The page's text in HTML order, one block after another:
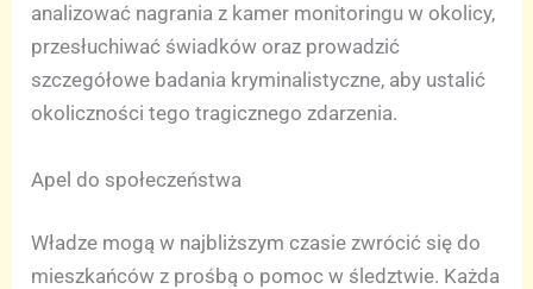
analizować nagrania z kamer monitoringu w okolicy,
przesłuchiwać świadków oraz prowadzić
szczegółowe badania kryminalistyczne, aby ustalić
okoliczności tego tragicznego zdarzenia.
Apel do społeczeństwa
Władze mogą w najbliższym czasie zwrócić się do
mieszkańców z prośbą o pomoc w śledztwie. Każda